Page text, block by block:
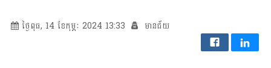
ថ្ងៃពុធ, 14 ខែកុម្ភៈ 2024 13:33 មានជ័យ